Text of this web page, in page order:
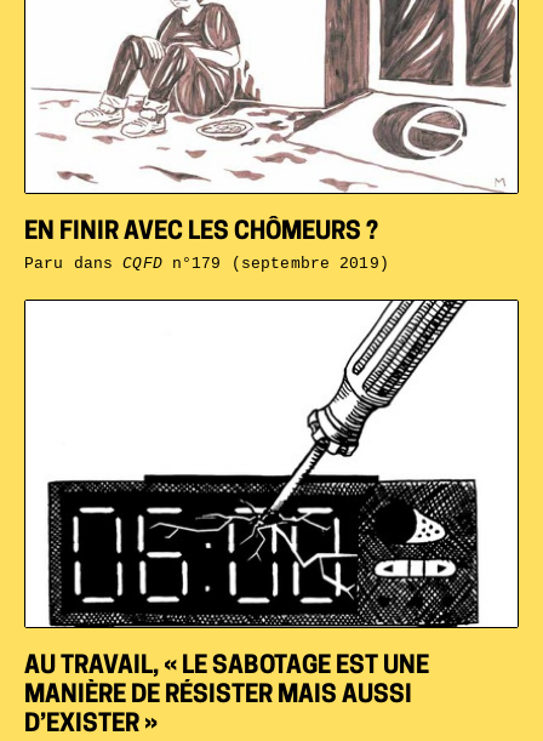
AU TRAVAIL, « LE SABOTAGE EST UNE
MANIÈRE DE RÉSISTER MAIS AUSSI
D’EXISTER »
EN FINIR AVEC LES CHÔMEURS ?
Paru dansCQFDn°179 (septembre 2019)